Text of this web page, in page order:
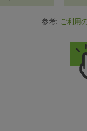
参考: ご利用